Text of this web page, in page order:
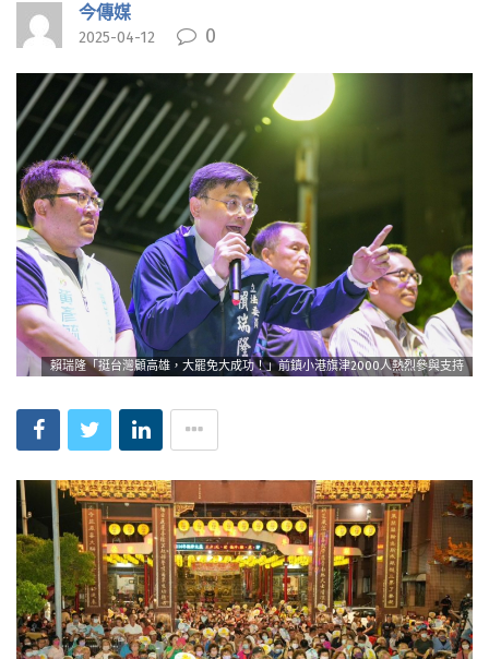
今傳媒
2025-04-12 0
賴瑞隆「挺台灣顧高雄，大罷免大成功！」前鎮小港旗津2000人熱烈參與支持